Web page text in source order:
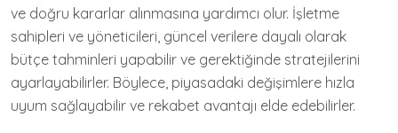
ve doğru kararlar alınmasına yardımcı olur. İşletme
sahipleri ve yöneticileri, güncel verilere dayalı olarak
bütçe tahminleri yapabilir ve gerektiğinde stratejilerini
ayarlayabilirler. Böylece, piyasadaki değişimlere hızla
uyum sağlayabilir ve rekabet avantajı elde edebilirler.